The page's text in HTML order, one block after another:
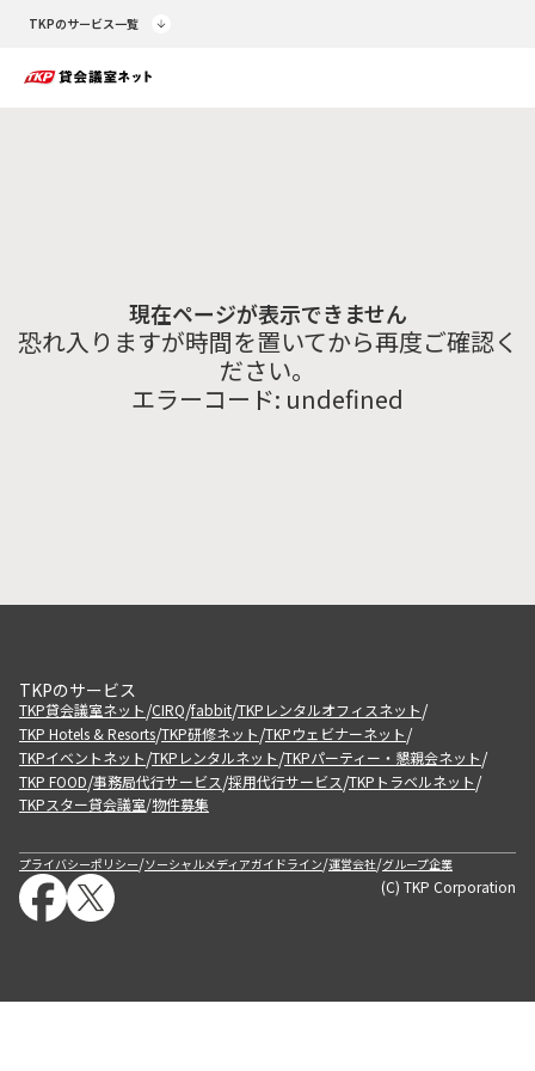
TKPのサービス一覧
現在ページが表示できません
恐れ入りますが時間を置いてから再度ご確認く
ださい。
エラーコード: undefined
TKPのサービス
TKP貸会議室ネット/CIRQ/fabbit/TKPレンタルオフィスネット/
TKP Hotels & Resorts/TKP研修ネット/TKPウェビナーネット/
TKPイベントネット/TKPレンタルネット/TKPパーティー・懇親会ネット/
TKP FOOD/事務局代行サービス/採用代行サービス/TKPトラベルネット/
TKPスター貸会議室/物件募集
プライバシーポリシー/ソーシャルメディアガイドライン/運営会社/グループ企業
(C) TKP Corporation